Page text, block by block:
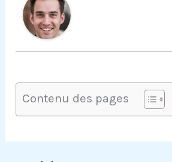
Contenu des pages